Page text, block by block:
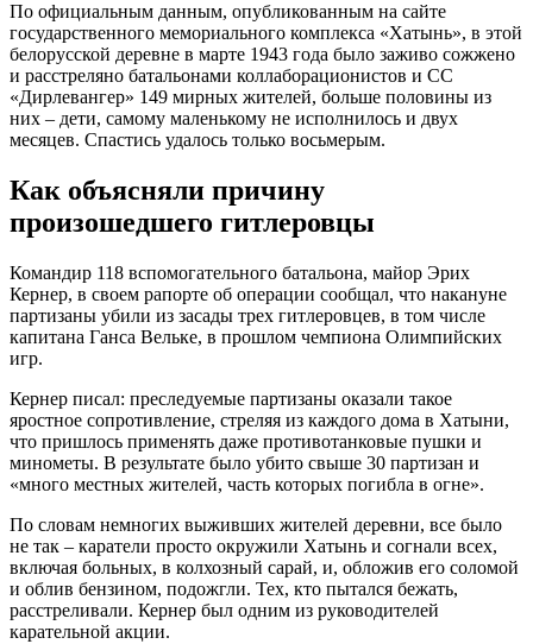
По официальным данным, опубликованным на сайте
государственного мемориального комплекса «Хатынь», в этой
белорусской деревне в марте 1943 года было заживо сожжено
и расстреляно батальонами коллаборационистов и СС
«Дирлевангер» 149 мирных жителей, больше половины из
них – дети, самому маленькому не исполнилось и двух
месяцев. Спастись удалось только восьмерым.
Как объясняли причину
произошедшего гитлеровцы
Командир 118 вспомогательного батальона, майор Эрих
Кернер, в своем рапорте об операции сообщал, что накануне
партизаны убили из засады трех гитлеровцев, в том числе
капитана Ганса Вельке, в прошлом чемпиона Олимпийских
игр.
Кернер писал: преследуемые партизаны оказали такое
яростное сопротивление, стреляя из каждого дома в Хатыни,
что пришлось применять даже противотанковые пушки и
минометы. В результате было убито свыше 30 партизан и
«много местных жителей, часть которых погибла в огне».
По словам немногих выживших жителей деревни, все было
не так – каратели просто окружили Хатынь и согнали всех,
включая больных, в колхозный сарай, и, обложив его соломой
и облив бензином, подожгли. Тех, кто пытался бежать,
расстреливали. Кернер был одним из руководителей
карательной акции.